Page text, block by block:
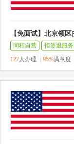
【免面试】北京领
同程自营
拒签退服
127人办理 95%满意度